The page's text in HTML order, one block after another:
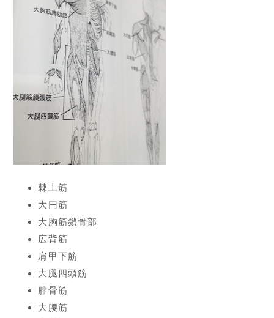
棘上筋
大円筋
大胸筋鎖骨部
広背筋
肩甲下筋
大腿四頭筋
腓骨筋
大腰筋